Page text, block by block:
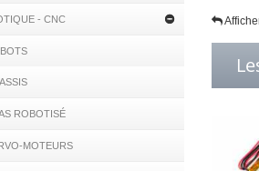
- CNC
ROBOTISÉ
MOTEURS